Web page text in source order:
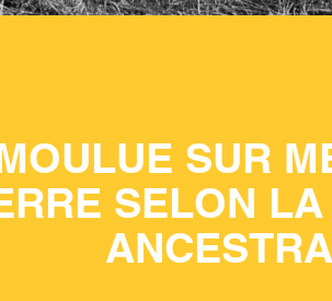
SUR
SELON